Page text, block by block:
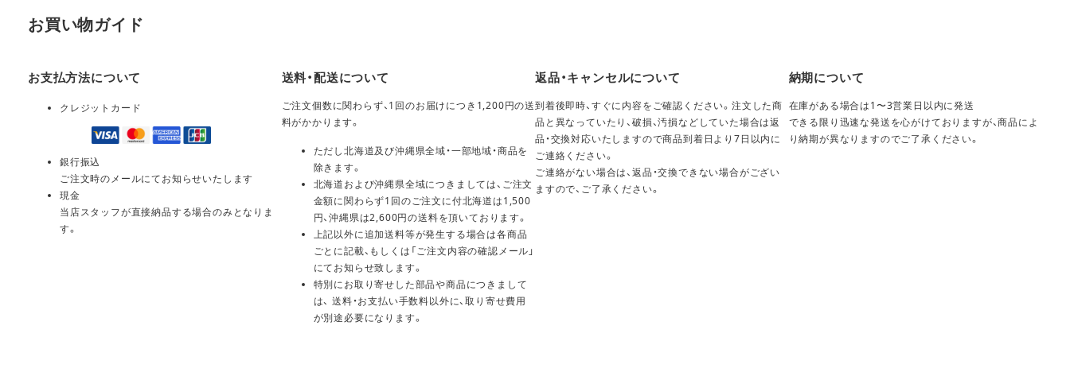
お買い物ガイド
お支払方法について
クレジットカード
銀行振込
ご注文時のメールにてお知らせいたします
現金
当店スタッフが直接納品する場合のみとなりま
す。
送料・配送について
ご注文個数に関わらず、1回のお届けにつき1,200円の送
料がかかります。
ただし北海道及び沖縄県全域・一部地域・商品を
除きます。
北海道および沖縄県全域につきましては、ご注文
金額に関わらず1回のご注文に付北海道は1,500
円、沖縄県は2,600円の送料を頂いております。
上記以外に追加送料等が発生する場合は各商品
ごとに記載、もしくは「ご注文内容の確認メール」
にてお知らせ致します。
特別にお取り寄せした部品や商品につきまして
は、 送料・お支払い手数料以外に、取り寄せ費用
が別途必要になります。
返品・キャンセルについて
到着後即時、すぐに内容をご確認ください。注文した商
品と異なっていたり、破損、汚損などしていた場合は返
品・交換対応いたしますので商品到着日より7日以内に
ご連絡ください。
ご連絡がない場合は、返品・交換できない場合がござい
ますので、ご了承ください。
納期について
在庫がある場合は1〜3営業日以内に発送
できる限り迅速な発送を心がけておりますが、商品によ
り納期が異なりますのでご了承ください。